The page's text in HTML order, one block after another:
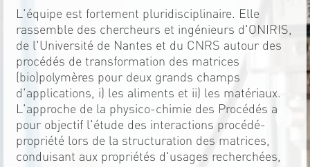
L'équipe est fortement pluridisciplinaire. Elle
rassemble des chercheurs et ingénieurs d'ONIRIS,
de l'Université de Nantes et du CNRS autour des
procédés de transformation des matrices
(bio)polymères pour deux grands champs
d'applications, i) les aliments et ii) les matériaux.
L'approche de la physico-chimie des Procédés a
pour objectif l'étude des interactions procédé-
propriété lors de la structuration des matrices,
conduisant aux propriétés d'usages recherchées,